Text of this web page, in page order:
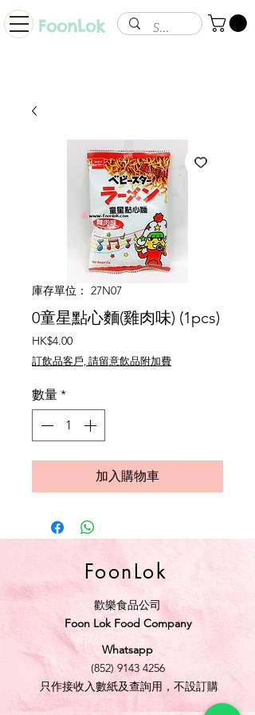
FoonLok
庫存單位： 27N07
0童星點心麵(雞肉味) (1pcs)
HK$4.00價
格
訂飲品客戶, 請留意飲品附加費
數量 *
加入購物車
FoonLok
歡樂食品公司
Foon Lok Food Company
Whatsapp
(852) 9143 4256
只作接收入數紙及查詢用，不設訂購